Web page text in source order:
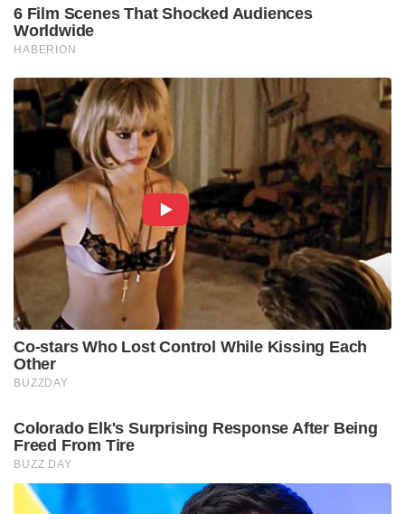
6 Film Scenes That Shocked Audiences
Worldwide
HABERION
Co-stars Who Lost Control While Kissing Each
Other
BUZZDAY
Colorado Elk's Surprising Response After Being
Freed From Tire
BUZZ DAY